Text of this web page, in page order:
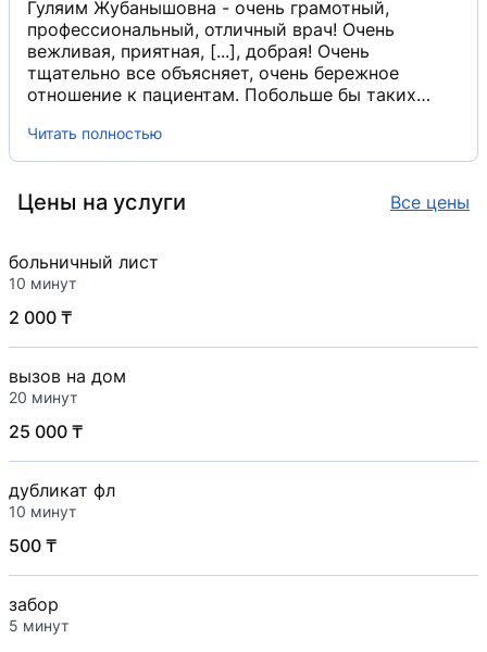
Гуляим Жубанышовна - очень грамотный,
профессиональный, отличный врач! Очень
вежливая, приятная, [...], добрая! Очень
тщательно все объясняет, очень бережное
отношение к пациентам. Побольше бы таких
благодарность за ее труд, за ее
профессионализм и человечность! Низкий
Читать полностью
Цены на услуги Все цены
больничный лист
10 минут
2 000 ₸
вызов на дом
20 минут
25 000 ₸
дубликат фл
10 минут
500 ₸
забор
5 минут